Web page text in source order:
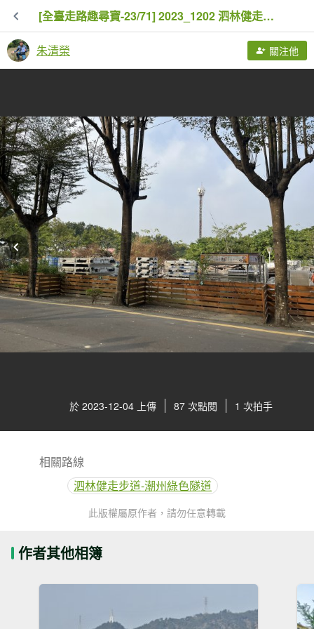
[全臺走路趣尋寶-23/71] 2023_1202 泗林健走步道-潮州綠色隧道
朱清榮 關注他
於 2023-12-04 上傳 87 次點閱 1 次拍手
相關路線
泗林健走步道-潮州綠色隧道
此版權屬原作者，請勿任意轉載
作者其他相簿